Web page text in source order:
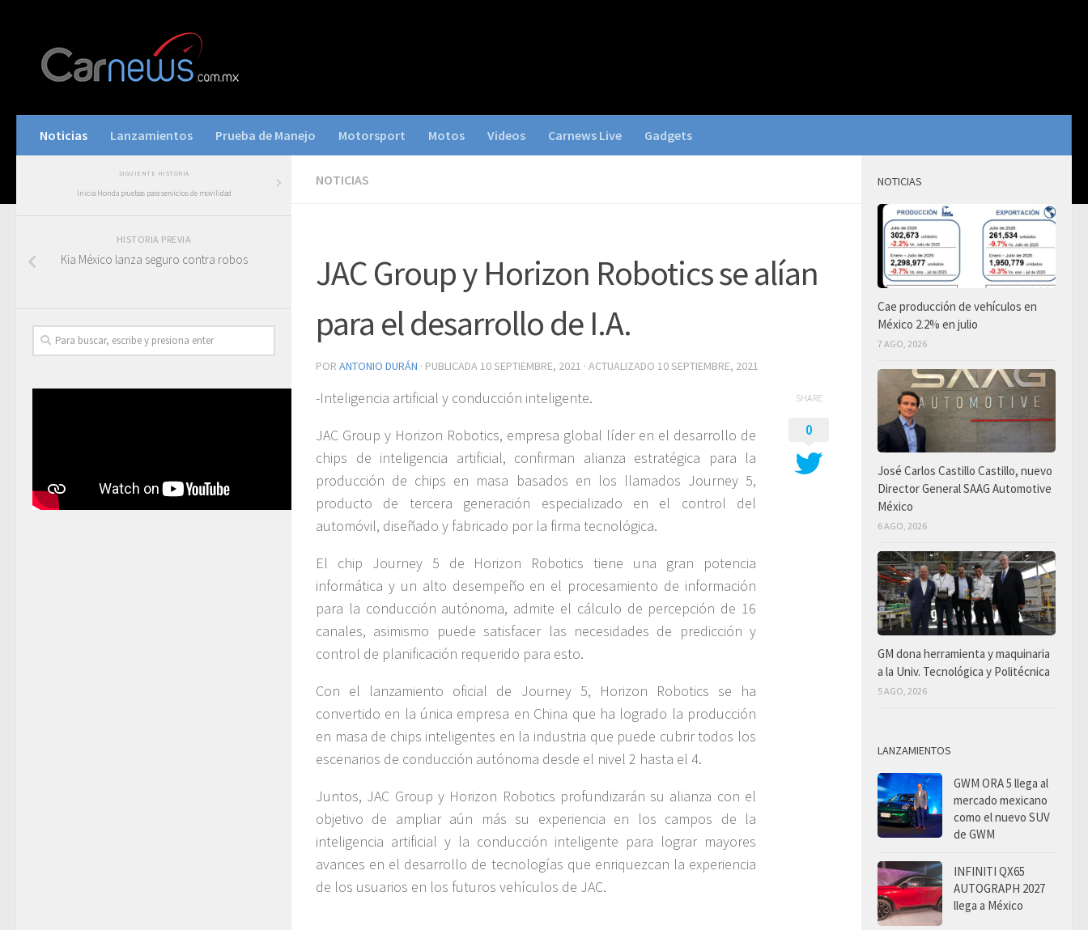
Noticias Lanzamientos Prueba de Manejo Motorsport Motos Videos Carnews Live Gadgets
NOTICIAS
JAC Group y Horizon Robotics se alían
para el desarrollo de I.A.
POR ANTONIO DURÁN · PUBLICADA 10 SEPTIEMBRE, 2021 · ACTUALIZADO 10 SEPTIEMBRE, 2021
-Inteligencia artificial y conducción inteligente.
JAC Group y Horizon Robotics, empresa global líder en el desarrollo de
chips de inteligencia artificial, confirman alianza estratégica para la
producción de chips en masa basados en los llamados Journey 5,
producto de tercera generación especializado en el control del
automóvil, diseñado y fabricado por la firma tecnológica.
El chip Journey 5 de Horizon Robotics tiene una gran potencia
informática y un alto desempeño en el procesamiento de información
para la conducción autónoma, admite el cálculo de percepción de 16
canales, asimismo puede satisfacer las necesidades de predicción y
control de planificación requerido para esto.
Con el lanzamiento oficial de Journey 5, Horizon Robotics se ha
convertido en la única empresa en China que ha logrado la producción
en masa de chips inteligentes en la industria que puede cubrir todos los
escenarios de conducción autónoma desde el nivel 2 hasta el 4.
Juntos, JAC Group y Horizon Robotics profundizarán su alianza con el
objetivo de ampliar aún más su experiencia en los campos de la
inteligencia artificial y la conducción inteligente para lograr mayores
avances en el desarrollo de tecnologías que enriquezcan la experiencia
de los usuarios en los futuros vehículos de JAC.
SHARE
0
SIGUIENTE HISTORIA
Inicia Honda pruebas para servicios de movilidad
HISTORIA PREVIA
Kia México lanza seguro contra robos
NOTICIAS
Cae producción de vehículos en
México 2.2% en julio
7 AGO, 2026
José Carlos Castillo Castillo, nuevo
Director General SAAG Automotive
México
6 AGO, 2026
GM dona herramienta y maquinaria
a la Univ. Tecnológica y Politécnica
5 AGO, 2026
LANZAMIENTOS
GWM ORA 5 llega al
mercado mexicano
como el nuevo SUV
de GWM
INFINITI QX65
AUTOGRAPH 2027
llega a México